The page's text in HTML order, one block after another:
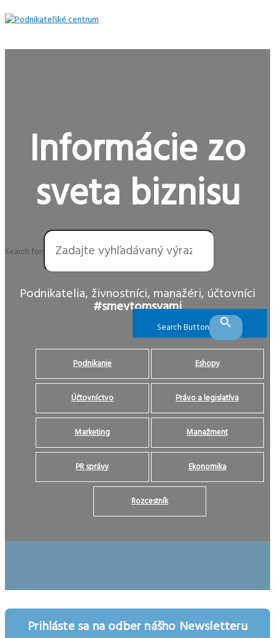
Preskočiť
na
Menu
Informácie zo
sveta biznisu
Search for:
Search Button
Podnikatelia, živnostníci, manažéri, účtovníci
#smevtomsvami
Podnikanie Eshopy
Účtovníctvo Právo a legislatíva
Marketing Manažment
PR správy Ekonomika
Rozcestník
Prihláste sa na odber nášho Newsletteru